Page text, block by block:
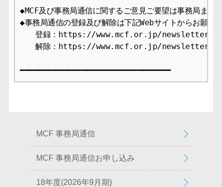
◆MCF及び事務局通信に関するご意見ご要望は事務局まで
◆事務局通信の登録及び解除は下記Webサイトからお願い
登録：https://www.mcf.or.jp/newsletter/
解除：https://www.mcf.or.jp/newsletter/
━━━━━━━━━━━━━━━━━━━━━━━━━━━━━━━━
MCF 事務局通信
MCF 事務局通信お申し込み
18年度(2026年9月期)